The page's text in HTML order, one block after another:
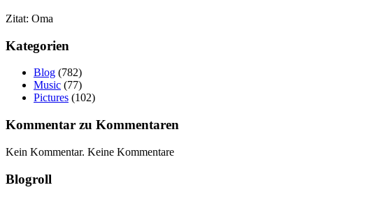
Zitat: Oma
Kategorien
Blog (782)
Music (77)
Pictures (102)
Kommentar zu Kommentaren
Kein Kommentar. Keine Kommentare
Blogroll